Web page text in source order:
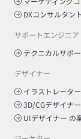
DXコンサルタント
サポートエンジニア
テクニカルサポ
デザイナー
イラストレーター
3D/CGデザイナー
UIデザイナー の